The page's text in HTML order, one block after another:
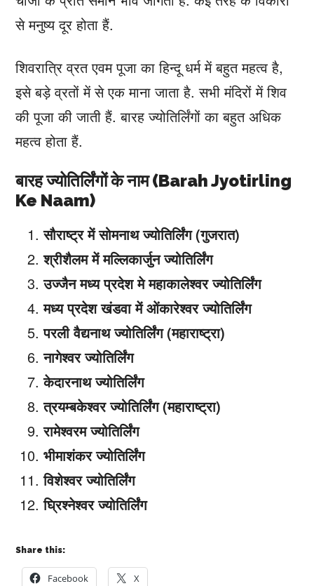
से मनुष्य दूर होता हैं.
शिवरात्रि व्रत एवम पूजा का हिन्दू धर्म में बहुत महत्व है,
इसे बड़े व्रतों में से एक माना जाता है. सभी मंदिरों में शिव
की पूजा की जाती हैं. बारह ज्योतिर्लिंगों का बहुत अधिक
महत्व होता हैं.
बारह ज्योतिर्लिंगों के नाम (Barah Jyotirling
Ke Naam)
सौराष्ट्र में सोमनाथ ज्योतिर्लिंग (गुजरात)
श्रीशैलम में मल्लिकार्जुन ज्योतिर्लिंग
उज्जैन मध्य प्रदेश मे महाकालेश्वर ज्योतिर्लिंग
मध्य प्रदेश खंडवा में ओंकारेश्वर ज्योतिर्लिंग
परली वैद्यनाथ ज्योतिर्लिंग (महाराष्ट्रा)
नागेश्वर ज्योतिर्लिंग
केदारनाथ ज्योतिर्लिंग
त्रयम्बकेश्वर ज्योतिर्लिंग (महाराष्ट्रा)
रामेश्वरम ज्योतिर्लिंग
भीमाशंकर ज्योतिर्लिंग
विशेश्वर ज्योतिर्लिंग
घ्रिश्नेश्वर ज्योतिर्लिंग
Share this:
Facebook X